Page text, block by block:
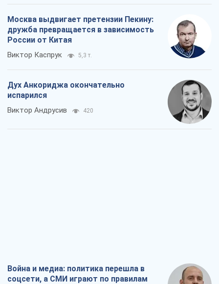
Москва выдвигает претензии Пекину:
дружба превращается в зависимость
России от Китая
Виктор Каспрук 5,3 т.
Дух Анкориджа окончательно
испарился
Виктор Андрусив 420
Война и медиа: политика перешла в
соцсети, а СМИ играют по правилам